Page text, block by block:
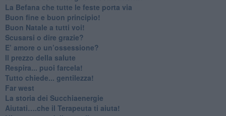
​La Befana che tutte le feste porta via
Buon fine e buon principio!
​Buon Natale a tutti voi!
​Scusarsi o dire grazie?
​E’ amore o un’ossessione?
​Il prezzo della salute
​Respira... puoi farcela!
​Tutto chiede... gentilezza!
​Far west
​La storia dei Succhiaenergie
​Aiutati….che il Terapeuta ti aiuta!